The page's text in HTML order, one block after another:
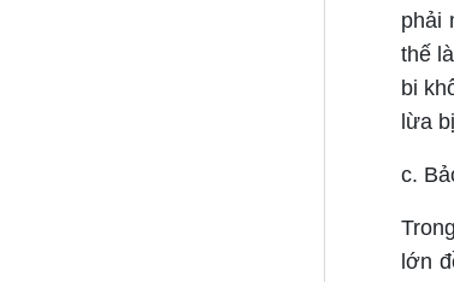
phải
thế
bi
lừa
c.
lớn